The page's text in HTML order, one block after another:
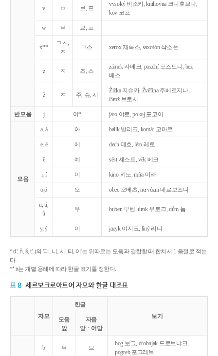
v ㅂ 브, 프
vysoký 비소키, knihovna 크니호브나,
kov 코프
w ㅂ 브, 프
x**
ㄱㅅ,
ㅈ
ㄱ스 xerox 제록스, saxofón 삭소폰
z ㅈ 즈, 스
zámek 자메크, pozdní 포즈드니, bez
베스
ž ㅈ 주, 슈, 시
Žižka 지슈카, Žvěřina 주베르지나,
Brož 브로시
반모음 j 이* jaro 야로, pokoj 포코이
모음
a, á 아 balík 발리크, komár 코마르
e, é 에 dech 데흐, léto 레토
ě 예 sěst 셰스트, věk 베크
i, í 이 kino 키노, míra 미라
o,ó 오 obec 오베츠, nervózni 네르보즈니
u, ú,
ů
우 buben 부벤, úrok 우로크, dům 둠
y, ý 이 jazyk야지크, líný 리니
* d', ň, š, t', j의 '디, 니, 시, 티, 이'는 뒤따르는 모음과 결합할 때 합쳐서 1 음절로 적는
다.
** x는 개별 용례에 따라 한글 표기를 정한다.
표 8 세르보크로아트어 자모와 한글 대조표
자모
한글
보기
모음
앞
자음
앞ㆍ어말
b ㅂ 브
bog 보그, drobnjak 드로브냐크,
pogreb 포그레브